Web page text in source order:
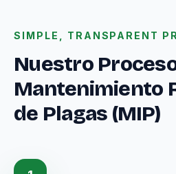
SIMPLE, TRANSPARENT
Nuestro
Mantenimiento
de Plagas (MIP)